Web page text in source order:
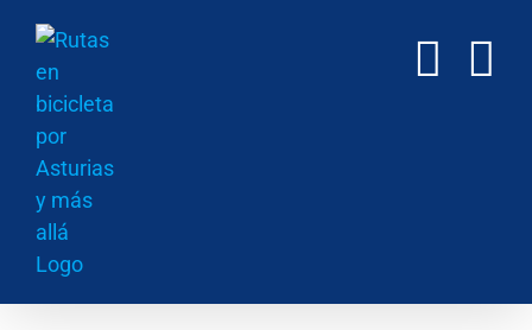
contenido